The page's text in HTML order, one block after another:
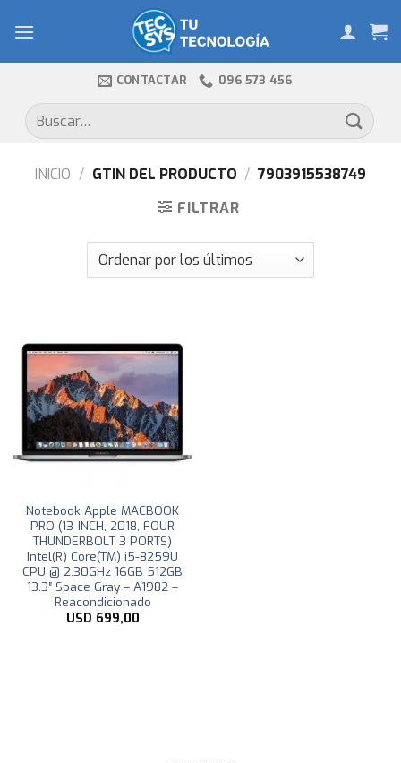
CONTACTAR 096 573 456
Buscar
por:
INICIO / GTIN DEL PRODUCTO / 7903915538749
FILTRAR
Notebook Apple MACBOOK
PRO (13-INCH, 2018, FOUR
THUNDERBOLT 3 PORTS)
Intel(R) Core(TM) i5-8259U
CPU @ 2.30GHz 16GB 512GB
13.3″ Space Gray – A1982 –
Reacondicionado
USD 699,00